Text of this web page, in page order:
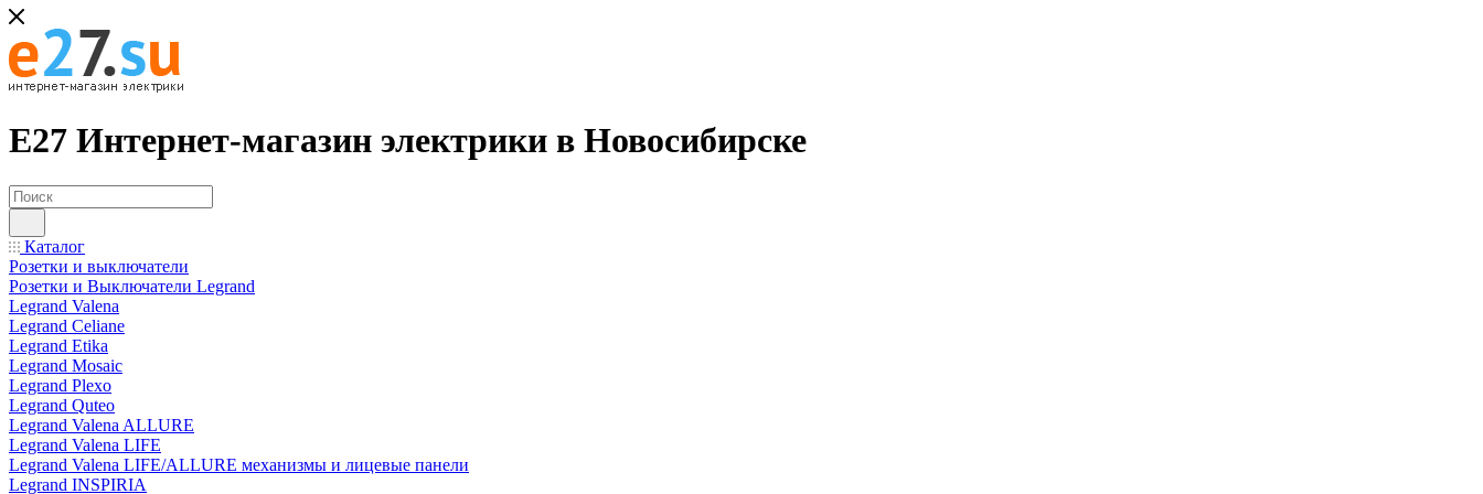
Е27 Интернет-магазин электрики в Новосибирске
Каталог
Розетки и выключатели
Розетки и Выключатели Legrand
Legrand Valena
Legrand Celiane
Legrand Etika
Legrand Mosaic
Legrand Plexo
Legrand Quteo
Legrand Valena ALLURE
Legrand Valena LIFE
Legrand Valena LIFE/ALLURE механизмы и лицевые панели
Legrand INSPIRIA